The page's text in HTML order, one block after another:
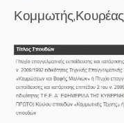
Κομμωτής,Κουρέας